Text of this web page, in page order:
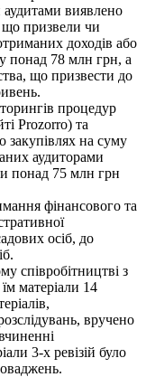
виявлено
що призвели чи
доходів або
понад 78 млн грн, а
що призвести до
процедур
Prozorro) та
закупівлях на суму
аудиторами
понад 75 млн грн
фінансового та
осіб, до
співробітництві з
матеріали 14
вручено
3-х ревізій було